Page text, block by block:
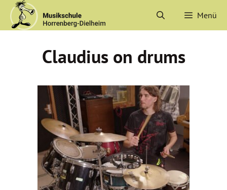
Zum
Inhalt
Menü
Claudius on drums